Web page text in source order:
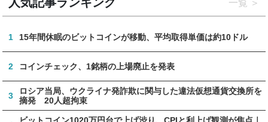
一覧
1 15年間休眠のビットコインが移動、平均取得単価は約10ドル
2 コインチェック、1銘柄の上場廃止を発表
3
ロシア当局、ウクライナ発詐欺に関与した違法仮想通貨交換所を
摘発 20人超拘束